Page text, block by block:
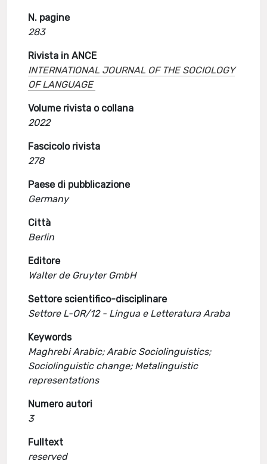
N. pagine
283
Rivista in ANCE
INTERNATIONAL JOURNAL OF THE SOCIOLOGY
OF LANGUAGE
Volume rivista o collana
2022
Fascicolo rivista
278
Paese di pubblicazione
Germany
Città
Berlin
Editore
Walter de Gruyter GmbH
Settore scientifico-disciplinare
Settore L-OR/12 - Lingua e Letteratura Araba
Keywords
Maghrebi Arabic; Arabic Sociolinguistics;
Sociolinguistic change; Metalinguistic
representations
Numero autori
3
Fulltext
reserved